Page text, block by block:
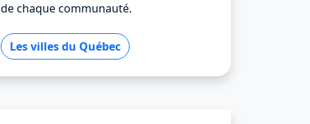
de chaque communauté.
Les villes du Québec